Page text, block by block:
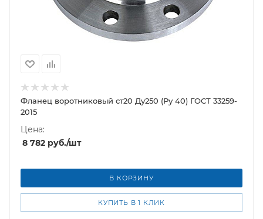
Фланец воротниковый ст20 Ду250 (Ру 40) ГОСТ 33259-
2015
Цена:
8 782 руб./шт
В КОРЗИНУ
КУПИТЬ В 1 КЛИК